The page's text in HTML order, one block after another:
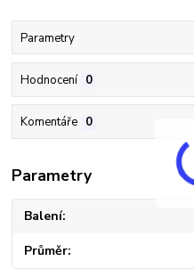
Parametry
Hodnocení 0
Komentáře 0
Parametry
Balení
Průměr